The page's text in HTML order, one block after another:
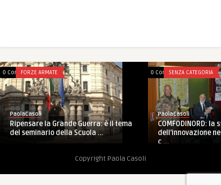
0 CommentsFORZE ARMATE
PaolaCasoli
Ripensare la Grande Guerra: è il tema
del seminario della Scuola ...
0 CommentsSENZA CATEGORIA
PaolaCasoli
COMFODINORD: la
dell’innovazione
c ...
Copyright Paola Casoli